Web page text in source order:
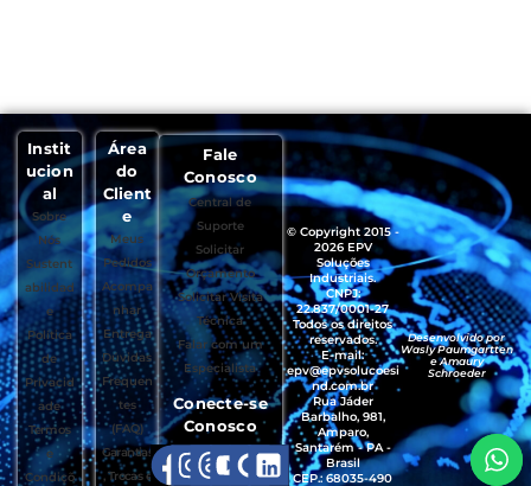
Instit
ucion
al
Sobre
Nós
Sustent
abilidad
e
Política
de
Privacid
ade
Termos
e
Condiçõ
Área
do
Client
e
Meus
Pedidos
Acompa
nhar
Entrega
Dúvidas
Frequen
tes
(FAQ)
Garantias
, Trocas e
Fale
Conosco
Central de
Suporte
Solicitar
Orçamento
Solicitar Visita
Técnica
Falar com um
Especialista
Conecte-se
Conosco
© Copyright 2015 -
2026 EPV
Soluções
Industriais.
CNPJ:
22.837/0001-27
Todos os direitos
reservados.
E-mail:
epv@epvsolucoesi
nd.com.br
Rua Jáder
Barbalho, 981,
Amparo,
Santarém - PA -
Brasil
CEP.: 68035-490
Desenvolvido por
Wasly Paumgartten
e Amaury
Schroeder